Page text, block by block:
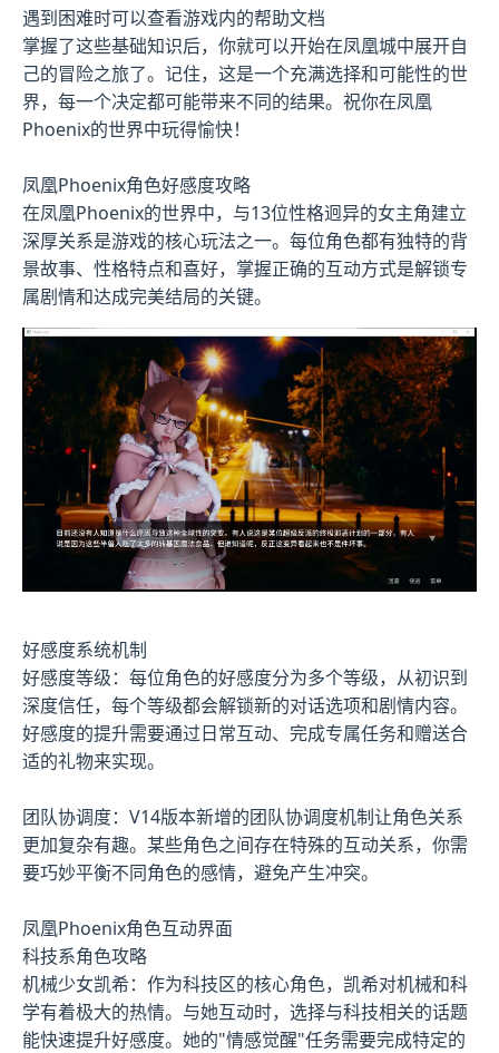
遇到困难时可以查看游戏内的帮助文档
掌握了这些基础知识后，你就可以开始在凤凰城中展开自
己的冒险之旅了。记住，这是一个充满选择和可能性的世
界，每一个决定都可能带来不同的结果。祝你在凤凰
Phoenix的世界中玩得愉快！
凤凰Phoenix角色好感度攻略
在凤凰Phoenix的世界中，与13位性格迥异的女主角建立
深厚关系是游戏的核心玩法之一。每位角色都有独特的背
景故事、性格特点和喜好，掌握正确的互动方式是解锁专
属剧情和达成完美结局的关键。
好感度系统机制
好感度等级：每位角色的好感度分为多个等级，从初识到
深度信任，每个等级都会解锁新的对话选项和剧情内容。
好感度的提升需要通过日常互动、完成专属任务和赠送合
适的礼物来实现。
团队协调度：V14版本新增的团队协调度机制让角色关系
更加复杂有趣。某些角色之间存在特殊的互动关系，你需
要巧妙平衡不同角色的感情，避免产生冲突。
凤凰Phoenix角色互动界面
科技系角色攻略
机械少女凯希：作为科技区的核心角色，凯希对机械和科
学有着极大的热情。与她互动时，选择与科技相关的话题
能快速提升好感度。她的"情感觉醒"任务需要完成特定的